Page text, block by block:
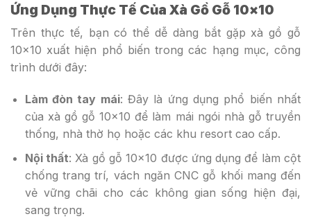
Ứng Dụng Thực Tế Của Xà Gồ Gỗ 10×10
Trên thực tế, bạn có thể dễ dàng bắt gặp xà gồ gỗ
10×10 xuất hiện phổ biến trong các hạng mục, công
trình dưới đây:
Làm đòn tay mái: Đây là ứng dụng phổ biến nhất
của xà gồ gỗ 10×10 để làm mái ngói nhà gỗ truyền
thống, nhà thờ họ hoặc các khu resort cao cấp.
Nội thất: Xà gồ gỗ 10×10 được ứng dụng để làm cột
chống trang trí, vách ngăn CNC gỗ khối mang đến
vẻ vững chãi cho các không gian sống hiện đại,
sang trọng.